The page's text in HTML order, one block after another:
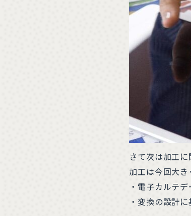
さて次は加工に
加工は今回大き
・電子カルテ
・変換の設計